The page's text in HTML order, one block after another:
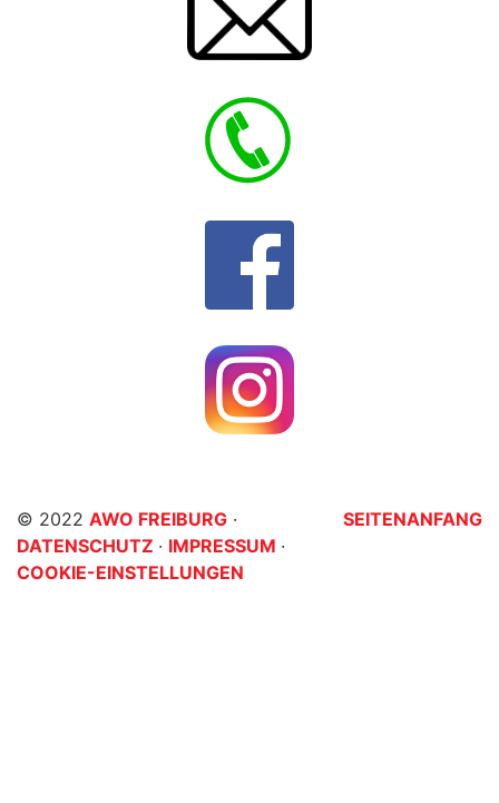
SEITENANFANG
© 2022 AWO FREIBURG ·
DATENSCHUTZ · IMPRESSUM ·
COOKIE-EINSTELLUNGEN